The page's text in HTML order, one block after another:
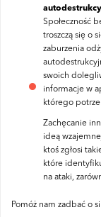
Społeczność
troszczą się o
zaburzenia
swoich
informacje w
którego
Zachęcanie
ideą
ktoś zgłosi
które
na ataki,
Pomóż nam zadbać o